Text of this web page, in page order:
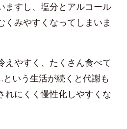
ますし、塩分とアルコール
くみやすくなってしまいま
えやすく、たくさん食べて
いう生活が続くと代謝も
れにくく慢性化しやすくな